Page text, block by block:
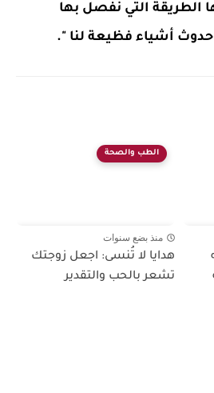
الطريقة التي نفصل بها
أشياء فظيعة لنا ".
الطب والصحة
منذ بضع سنوات
هدايا لا تُنسى: اجعل زوجتك
تشعر بالحب والتقدير